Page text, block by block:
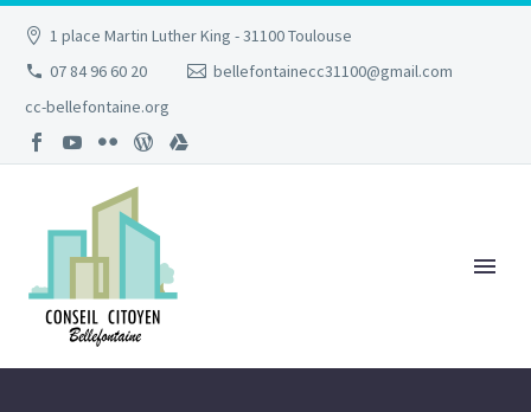
1 place Martin Luther King - 31100 Toulouse
07 84 96 60 20
bellefontainecc31100@gmail.com
cc-bellefontaine.org